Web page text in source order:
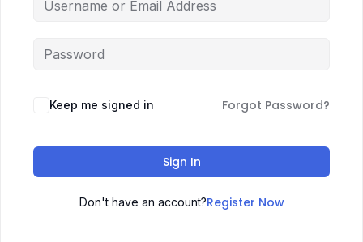
Keep me signed in Forgot Password?
Sign In
Don't have an account?Register Now